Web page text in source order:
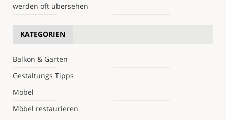
werden oft übersehen
KATEGORIEN
Balkon & Garten
Gestaltungs Tipps
Möbel
Möbel restaurieren